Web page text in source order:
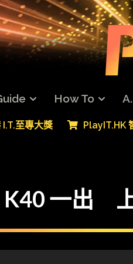
How To
I.T.至專大獎 PlayIT.HK
K40 一出